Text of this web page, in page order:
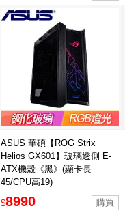
ASUS 華碩【ROG Strix
Helios GX601】玻璃透側 E-
ATX機殼《黑》(顯卡長
45/CPU高19)
$8990